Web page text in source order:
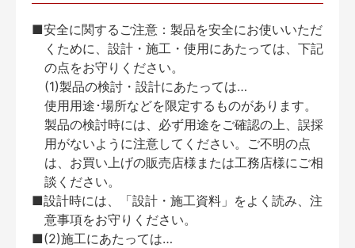
■安全に関するご注意：製品を安全にお使いいただ
くために、設計・施工・使用にあたっては、下記
の点をお守りください。
(1)製品の検討・設計にあたっては…
使用用途･場所などを限定するものがあります。
製品の検討時には、必ず用途をご確認の上、誤採
用がないように注意してください。ご不明の点
は、お買い上げの販売店様または工務店様にご相
談ください。
■設計時には、「設計・施工資料」をよく読み、注
意事項をお守りください。
■(2)施工にあたっては…